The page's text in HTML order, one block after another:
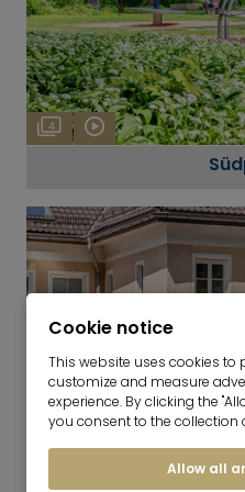
4
Cookie notice
This website uses cookies to
customize and measure
experience. By clicking the
you consent to the collection
Allow all